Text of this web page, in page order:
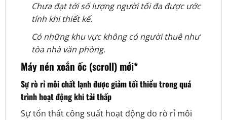
Chưa đạt tới số lượng người tối đa được ước
tính khi thiết kế.
Có những khu vực không có người thuê như
tòa nhà văn phòng.
Máy nén xoắn ốc (scroll) mới*
Sự rò rỉ môi chất lạnh được giảm tối thiểu trong quá
trình hoạt động khi tải thấp
Sự tổn thất công suất hoạt động do rò rỉ môi